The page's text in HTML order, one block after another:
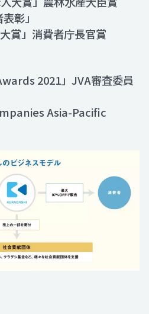
彰」
賞」消費者庁長官賞
2021」JVA審査委員
Asia-Pacific